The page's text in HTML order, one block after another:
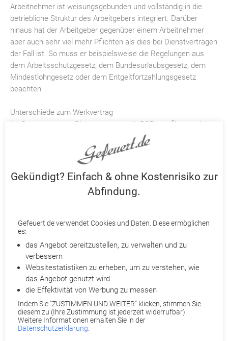
Arbeitnehmer ist weisungsgebunden und vollständig in die
betriebliche Struktur des Arbeitgebers integriert. Darüber
hinaus hat der Arbeitgeber gegenüber einem Arbeitnehmer
aber auch sehr viel mehr Pflichten als dies bei Dienstverträgen
der Fall ist. So muss er beispielsweise die Regelungen aus
dem Arbeitsschutzgesetz, dem Bundesurlaubsgesetz, dem
Mindestlohngesetz oder dem Entgeltfortzahlungsgesetz
beachten.
Unterschiede zum Werkvertrag
Im Gegensatz zum Dienstvertrag nach BGB verpflichtet sich
der Auftragnehmer bei einem Werkvertrag dazu, ein
individuelles Werk für den Auftraggeber zu erschaffen. Im
Rahmen des Werkvertrags erfolgt die Erstellung eines Werks
einmalig und nicht dauerhaft. Dabei muss es sich nicht
zwangsläufig um ein neues Werk handeln. Denn ein
Werkvertrag kann auch dann zur Anwendung kommen, wenn
So kann ein Werk beispielsweise der Bau eines
Kleiderschranks, die Erstellung eines Gutachtens oder die
Reparatur eines Computers sein.
Der Auftragnehmer schuldet dem Auftraggeber bei einem
Werkvertrag daher einen konkreten Arbeitserfolg. Nach der
erfolgreichen Abnahme durch den Auftraggeber erhält der
Auftragnehmer den vereinbarten Werklohn. Bei einem
Dienstvertrag nach BGB dagegen schuldet der Auftragnehmer
keinen konkreten Arbeitserfolg, sondern die Ausführung eines
Dienstes im vereinbarten Zeitraum.
Gekündigt? Einfach & ohne Kostenrisiko zur
Abfindung.
Gefeuert.de verwendet Cookies und Daten. Diese ermöglichen
es:
das Angebot bereitzustellen, zu verwalten und zu
verbessern
Websitestatistiken zu erheben, um zu verstehen, wie
das Angebot genutzt wird
die Effektivität von Werbung zu messen
Indem Sie "ZUSTIMMEN UND WEITER" klicken, stimmen Sie
diesem zu (Ihre Zustimmung ist jederzeit widerrufbar).
Weitere Informationen erhalten Sie in der
Datenschutzerklärung